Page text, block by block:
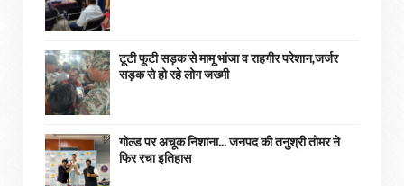
टूटी फूटी सड़क से मामू भांजा व राहगीर परेशान,जर्जर
सड़क से हो रहे लोग जख्मी
गोल्ड पर अचूक निशाना... जनपद की तनुश्री तोमर ने
फिर रचा इतिहास